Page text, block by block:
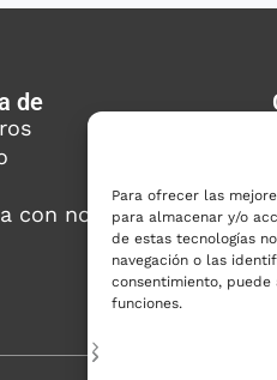
Para ofrecer las
para almacenar y/o
de estas tecnologías
navegación o las
consentimiento,
funciones.
de
con nosotros